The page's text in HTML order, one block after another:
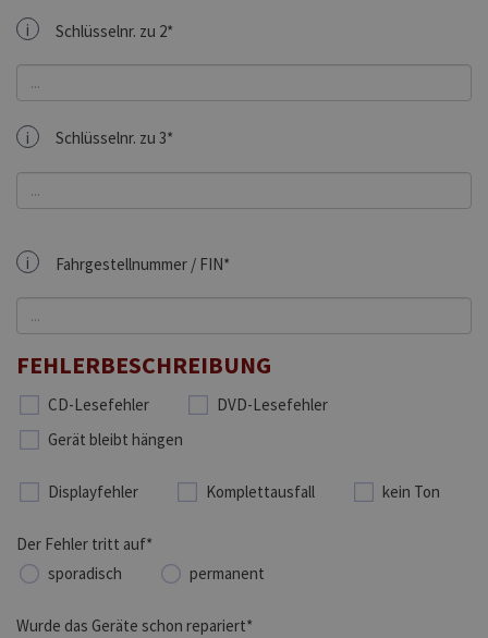
i Schlüsselnr. zu 2*
i Schlüsselnr. zu 3*
i Fahrgestellnummer / FIN*
FEHLERBESCHREIBUNG
CD-Lesefehler
DVD-Lesefehler
Gerät bleibt hängen
Displayfehler Komplettausfall kein Ton
Der Fehler tritt auf*
sporadisch
permanent
Wurde das Geräte schon repariert*